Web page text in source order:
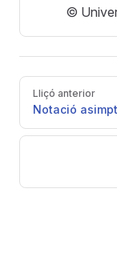
©
Pager
Lliçó anterior
Notació